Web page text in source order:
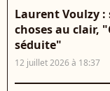
Laurent Voulzy :
choses au clair,
séduite"
12 juillet 2026 à 18:37